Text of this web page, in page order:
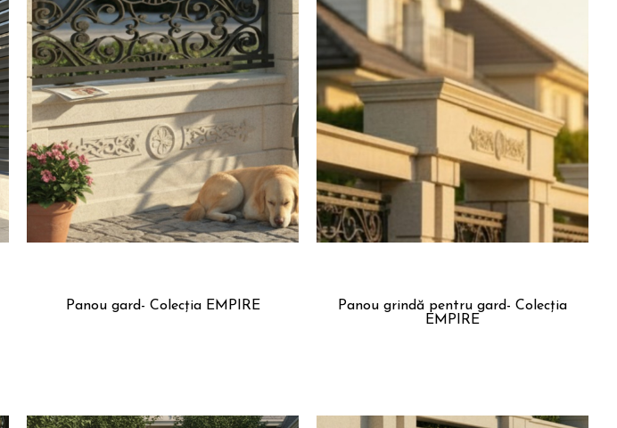
Panou gard- Colecția EMPIRE
Panou grindă pentru gard- Colecția
EMPIRE